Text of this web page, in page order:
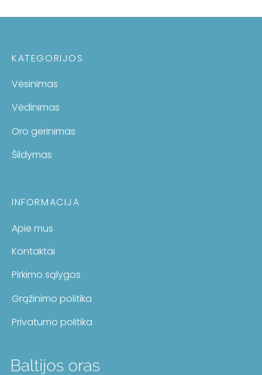
KATEGORIJOS
Vėsinimas
Vėdinimas
Oro gerinimas
Šildymas
INFORMACIJA
Apie mus
Kontaktai
Pirkimo sąlygos
Grąžinimo politika
Privatumo politika